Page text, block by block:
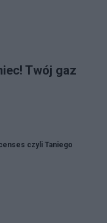
Twój gaz
czyli Taniego